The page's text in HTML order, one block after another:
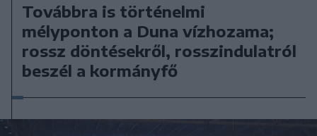
Továbbra is történelmi
mélyponton a Duna vízhozama;
rossz döntésekről, rosszindulatról
beszél a kormányfő